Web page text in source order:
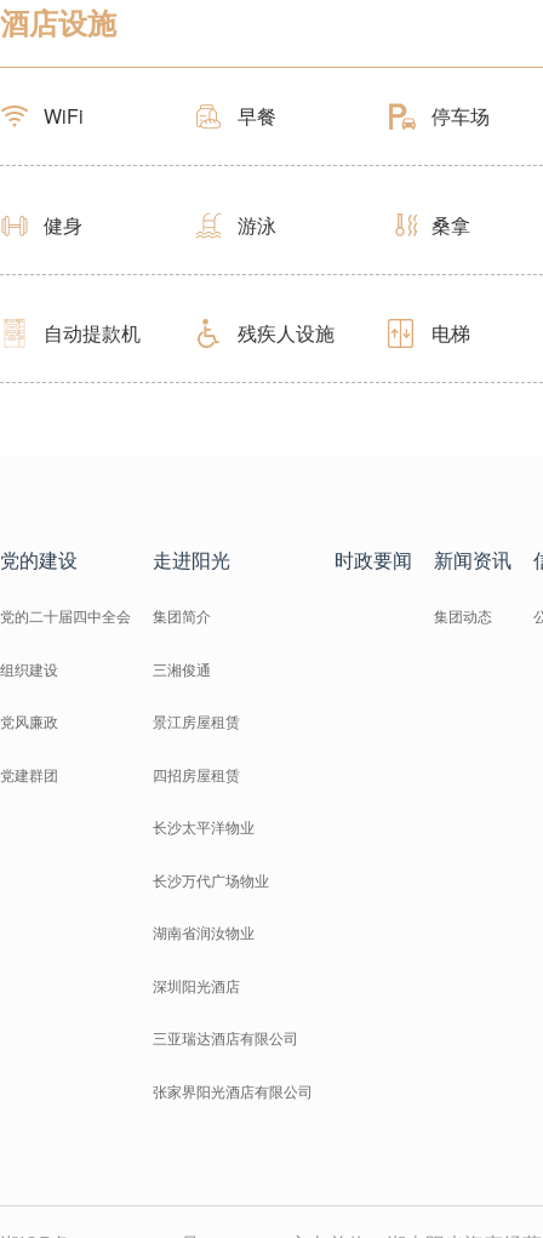
酒店设施
WiFi 早餐 停车场
健身 游泳 桑拿
自动提款机 残疾人设施 电梯
党的建设
党的二十届四中全会
组织建设
党风廉政
党建群团
走进阳光
集团简介
三湘俊通
景江房屋租赁
四招房屋租赁
长沙太平洋物业
长沙万代广场物业
湖南省润汝物业
深圳阳光酒店
三亚瑞达酒店有限公司
张家界阳光酒店有限公司
时政要闻 新闻资讯
集团动态